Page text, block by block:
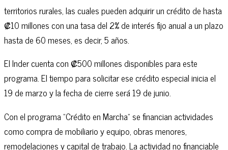
territorios rurales, las cuales pueden adquirir un crédito de hasta
₡10 millones con una tasa del 2% de interés fijo anual a un plazo
hasta de 60 meses, es decir, 5 años.
El Inder cuenta con ₡500 millones disponibles para este
programa. El tiempo para solicitar ese crédito especial inicia el
19 de marzo y la fecha de cierre será 19 de junio.
Con el programa “Crédito en Marcha” se financian actividades
como compra de mobiliario y equipo, obras menores,
remodelaciones y capital de trabajo. La actividad no financiable